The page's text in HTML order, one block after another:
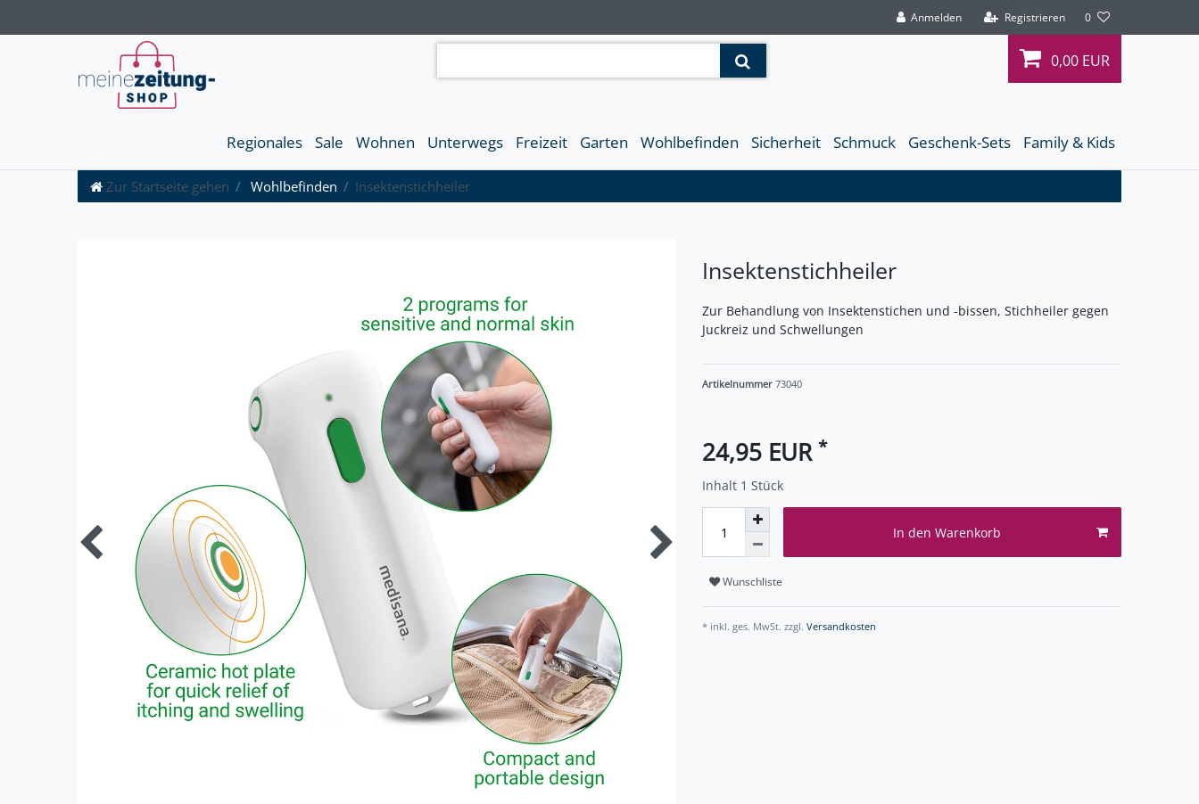
Anmelden Registrieren 0
0,00 EUR
Regionales Sale Wohnen Unterwegs Freizeit Garten Wohlbefinden Sicherheit Schmuck Geschenk-Sets Family & Kids
Zur Startseite gehen Wohlbefinden Insektenstichheiler
Insektenstichheiler
Zur Behandlung von Insektenstichen und -bissen, Stichheiler gegen
Juckreiz und Schwellungen
Artikelnummer 73040
24,95 EUR *
Inhalt 1 Stück
In den Warenkorb
Wunschliste
* inkl. ges. MwSt. zzgl. Versandkosten